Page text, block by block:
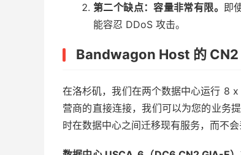
第二个缺点：容量非常有限。 即
能容忍 DDoS 攻击。
Bandwagon Host 的 CN2
在洛杉矶，我们在两个数据中心运行 8
营商的直接连接，我们可以为您的业务
时在数据中心之间迁移现有服务，而不会